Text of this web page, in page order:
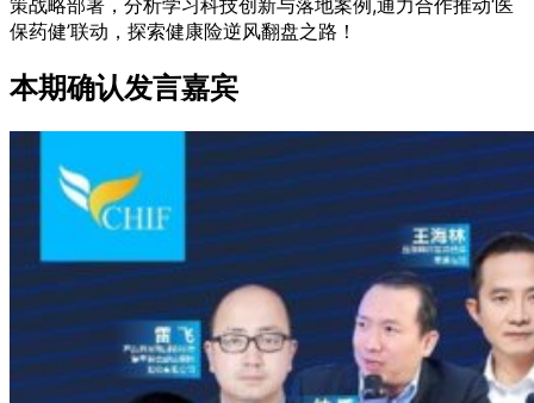
保药健’联动，探索健康险逆风翻盘之路！
本期确认发言嘉宾